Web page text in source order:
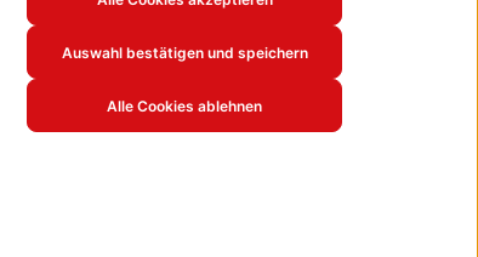
Auswahl bestätigen und speichern
Alle Cookies ablehnen